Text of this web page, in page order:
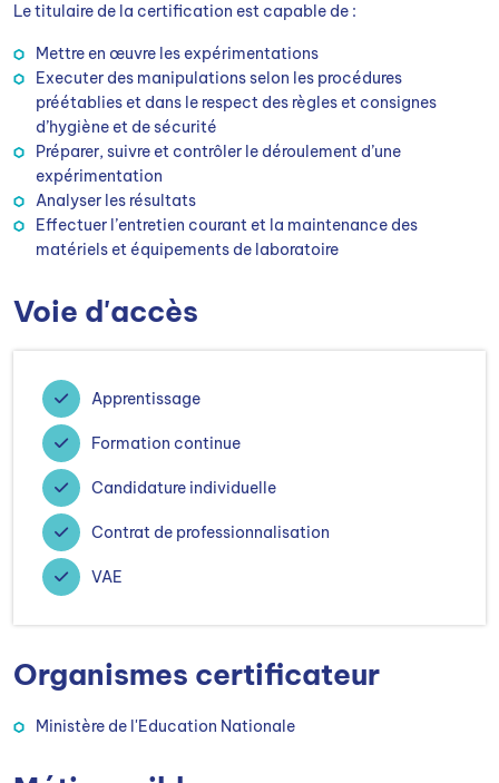
Le titulaire de la certification est capable de :
Mettre en œuvre les expérimentations
Executer des manipulations selon les procédures
préétablies et dans le respect des règles et consignes
d’hygiène et de sécurité
Préparer, suivre et contrôler le déroulement d’une
expérimentation
Analyser les résultats
Effectuer l’entretien courant et la maintenance des
matériels et équipements de laboratoire
Voie d'accès
Apprentissage
Formation continue
Candidature individuelle
Contrat de professionnalisation
VAE
Organismes certificateur
Ministère de l'Education Nationale